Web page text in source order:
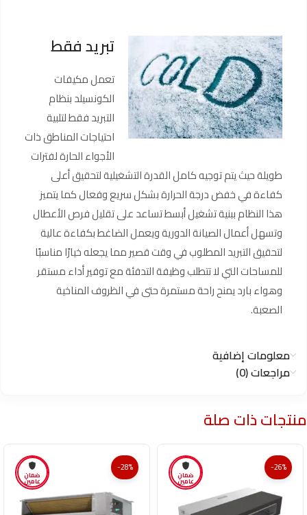
تبريد فقط
تعمل مكيفات
الكونسيلد بنظام
التبريد فقط لتلبية
احتياجات المناطق ذات
الأجواء الحارة لفترات
طويلة حيث يتم توجيه كامل القدرة التشغيلية لتحقيق أعلى
كفاءة في خفض درجة الحرارة بشكل سريع وفعال كما يتميز
هذا النظام ببنية تشغيل أبسط تساعد على تقليل فرص الأعطال
وتسهل أعمال الصيانة الدورية ويعمل الضاغط بكفاءة عالية
لتحقيق التبريد المطلوب في وقت قصير مما يجعله خيارًا مناسبًا
للمساحات التي لا تتطلب وظيفة التدفئة مع توفير أداء مستقر
وهواء بارد يمنح راحة مستمرة حتى في الظروف المناخية
الصعبة.
معلومات إضافية
مراجعات (0)
منتجات ذات صلة
ضمان
عامين
-26%
ضمان
عامين
-28%